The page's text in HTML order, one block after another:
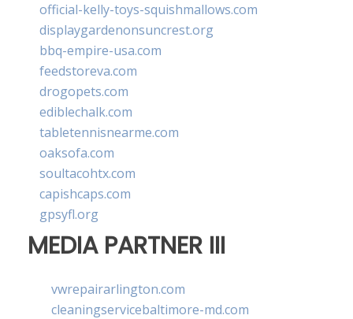
official-kelly-toys-squishmallows.com
displaygardenonsuncrest.org
bbq-empire-usa.com
feedstoreva.com
drogopets.com
ediblechalk.com
tabletennisnearme.com
oaksofa.com
soultacohtx.com
capishcaps.com
gpsyfl.org
MEDIA PARTNER III
vwrepairarlington.com
cleaningservicebaltimore-md.com